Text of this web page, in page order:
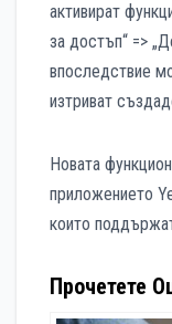
активират
за достъп“ =>
впоследствие
изтриват
Новата
приложението
които
Прочетете